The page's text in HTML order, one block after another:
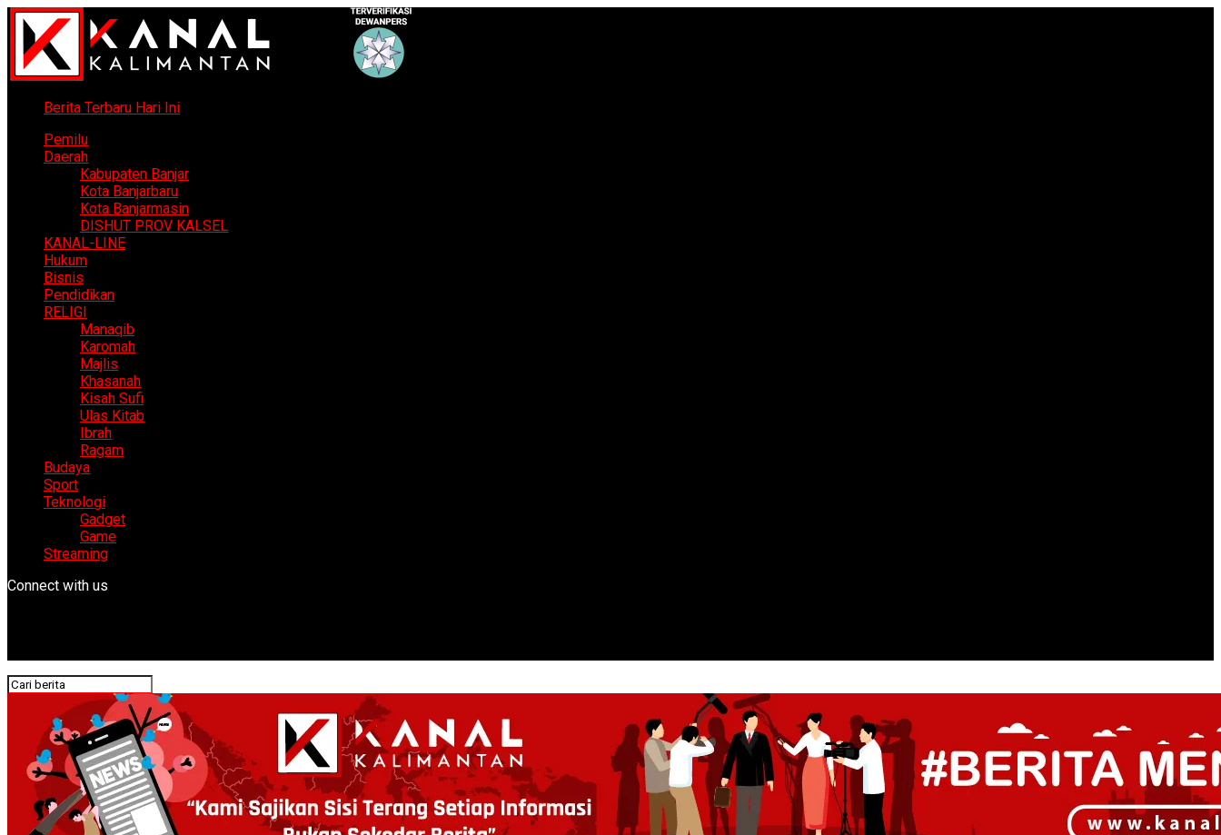
Berita Terbaru Hari Ini
Pemilu
Daerah
Kabupaten Banjar
Kota Banjarbaru
Kota Banjarmasin
DISHUT PROV KALSEL
KANAL-LINE
Hukum
Bisnis
Pendidikan
RELIGI
Manaqib
Karomah
Majlis
Khasanah
Kisah Sufi
Ulas Kitab
Ibrah
Ragam
Budaya
Sport
Teknologi
Gadget
Game
Streaming
Connect with us